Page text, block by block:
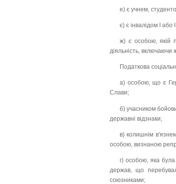
е) є учнем,
є) є інвалідом I або
ж) є особою, якій
діяльність, включаючи
Податкова
а) особою, що є
Слави;
б) учасником
державні відзнаки;
в) колишнім
особою, визнаною
г) особою, яка була
держав, що
союзниками;